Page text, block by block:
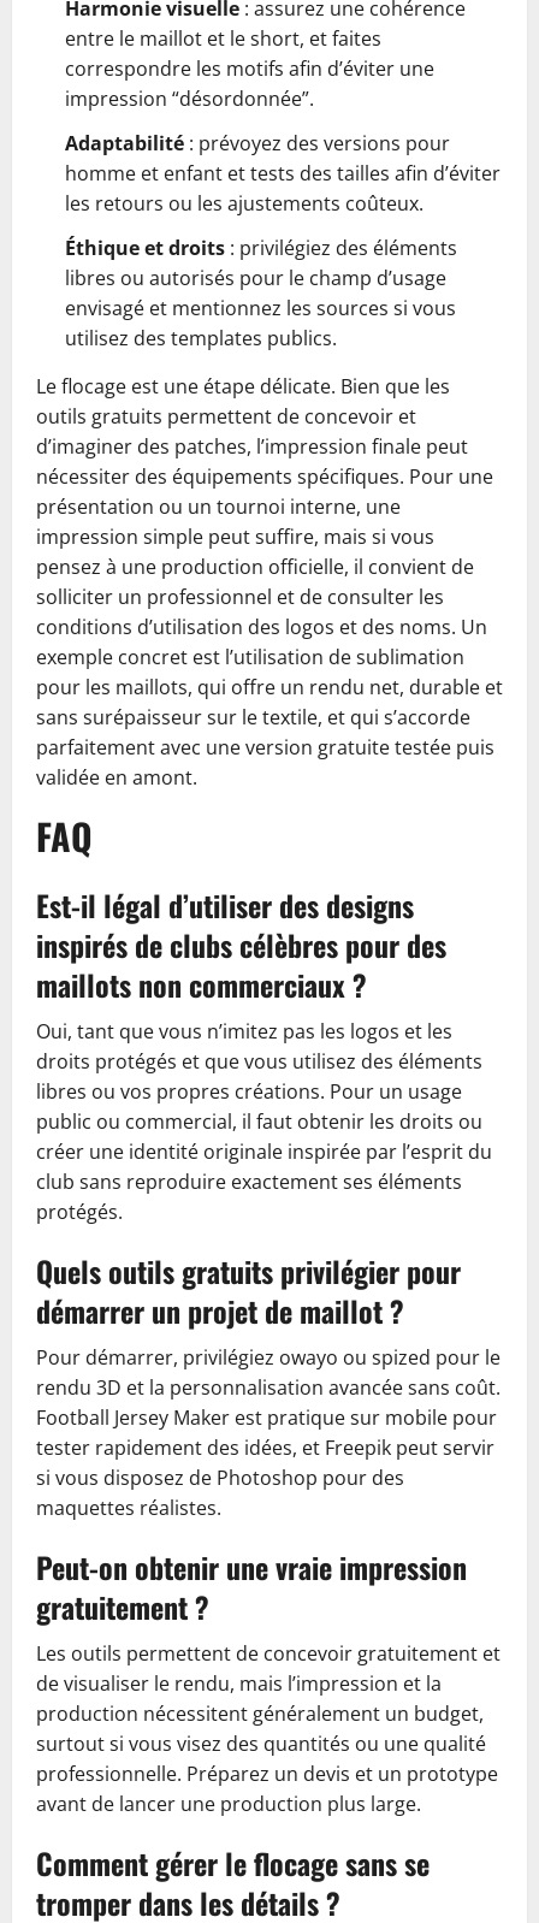
Harmonie visuelle : assurez une cohérence
entre le maillot et le short, et faites
correspondre les motifs afin d’éviter une
impression “désordonnée”.
Adaptabilité : prévoyez des versions pour
homme et enfant et tests des tailles afin d’éviter
les retours ou les ajustements coûteux.
Éthique et droits : privilégiez des éléments
libres ou autorisés pour le champ d’usage
envisagé et mentionnez les sources si vous
utilisez des templates publics.
Le flocage est une étape délicate. Bien que les
outils gratuits permettent de concevoir et
d’imaginer des patches, l’impression finale peut
nécessiter des équipements spécifiques. Pour une
présentation ou un tournoi interne, une
impression simple peut suffire, mais si vous
pensez à une production officielle, il convient de
solliciter un professionnel et de consulter les
conditions d’utilisation des logos et des noms. Un
exemple concret est l’utilisation de sublimation
pour les maillots, qui offre un rendu net, durable et
sans surépaisseur sur le textile, et qui s’accorde
parfaitement avec une version gratuite testée puis
validée en amont.
FAQ
Est-il légal d’utiliser des designs
inspirés de clubs célèbres pour des
maillots non commerciaux ?
Oui, tant que vous n’imitez pas les logos et les
droits protégés et que vous utilisez des éléments
libres ou vos propres créations. Pour un usage
public ou commercial, il faut obtenir les droits ou
créer une identité originale inspirée par l’esprit du
club sans reproduire exactement ses éléments
protégés.
Quels outils gratuits privilégier pour
démarrer un projet de maillot ?
Pour démarrer, privilégiez owayo ou spized pour le
rendu 3D et la personnalisation avancée sans coût.
Football Jersey Maker est pratique sur mobile pour
tester rapidement des idées, et Freepik peut servir
si vous disposez de Photoshop pour des
maquettes réalistes.
Peut-on obtenir une vraie impression
gratuitement ?
Les outils permettent de concevoir gratuitement et
de visualiser le rendu, mais l’impression et la
production nécessitent généralement un budget,
surtout si vous visez des quantités ou une qualité
professionnelle. Préparez un devis et un prototype
avant de lancer une production plus large.
Comment gérer le flocage sans se
tromper dans les détails ?